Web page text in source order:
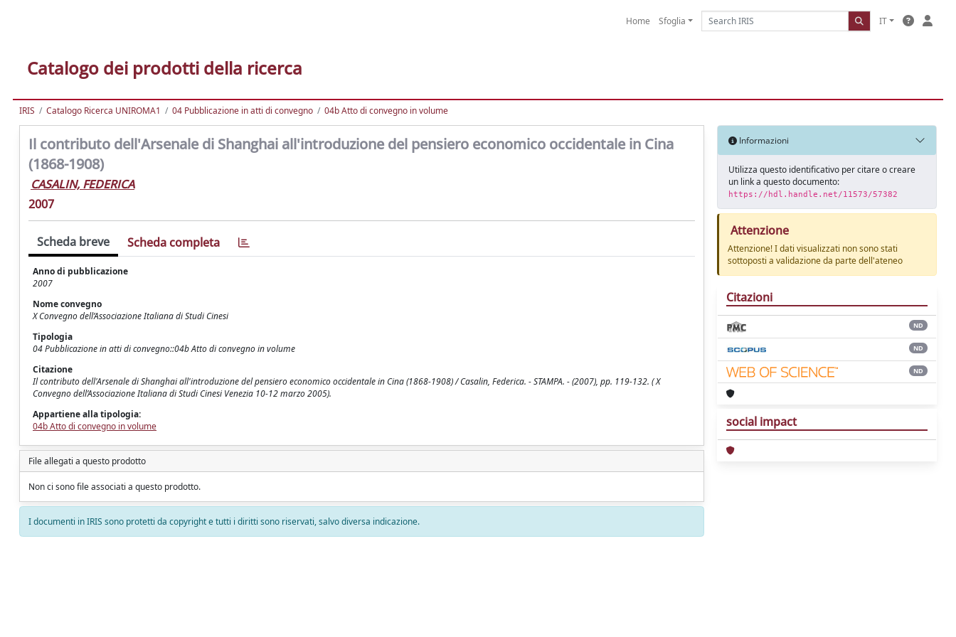
Home Sfoglia IT
Catalogo dei prodotti della ricerca
IRIS Catalogo Ricerca UNIROMA1 04 Pubblicazione in atti di convegno 04b Atto di convegno in volume
Il contributo dell'Arsenale di Shanghai all'introduzione del pensiero economico occidentale in Cina
(1868-1908)
CASALIN, FEDERICA
2007
Scheda breve Scheda completa
Anno di pubblicazione
2007
Nome convegno
X Convegno dell’Associazione Italiana di Studi Cinesi
Tipologia
04 Pubblicazione in atti di convegno::04b Atto di convegno in volume
Citazione
Il contributo dell'Arsenale di Shanghai all'introduzione del pensiero economico occidentale in Cina (1868-1908) / Casalin, Federica. - STAMPA. - (2007), pp. 119-132. ( X
Convegno dell’Associazione Italiana di Studi Cinesi Venezia 10-12 marzo 2005).
Appartiene alla tipologia:
04b Atto di convegno in volume
File allegati a questo prodotto
Non ci sono file associati a questo prodotto.
I documenti in IRIS sono protetti da copyright e tutti i diritti sono riservati, salvo diversa indicazione.
Informazioni
Utilizza questo identificativo per citare o creare
un link a questo documento:
https://hdl.handle.net/11573/57382
Attenzione
Attenzione! I dati visualizzati non sono stati
sottoposti a validazione da parte dell'ateneo
Citazioni
ND
ND
ND
social impact